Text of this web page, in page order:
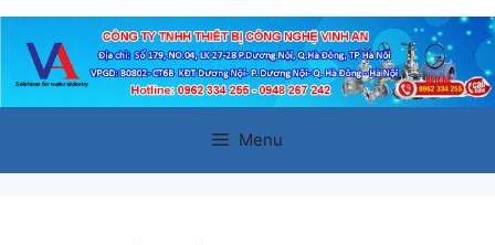
Chuyển
đến
Menu